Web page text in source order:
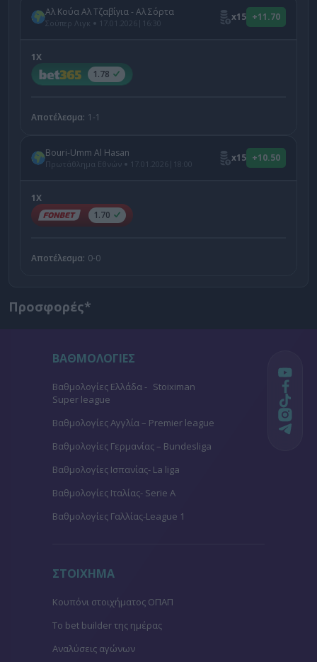
Αλ Κούα Αλ Τζαβίγια - Αλ Σόρτα
Σούπερ Λιγκ 17.01.2026 | 16:30 x15 +11.70
1X
1.78
Αποτέλεσμα: 1-1
Bouri-Umm Al Hasan
Πρωτάθλημα Εθνών 17.01.2026 | 18:00 x15 +10.50
1X
1.70
Αποτέλεσμα: 0-0
Προσφορές*
ΒΑΘΜΟΛΟΓΙΕΣ
Βαθμολογίες Ελλάδα - Stoiximan
Super league
Βαθμολογίες Aγγλία – Premier league
Βαθμολογίες Γερμανίας – Bundesliga
Βαθμολογίες Ισπανίας- La liga
Βαθμολογίες Ιταλίας- Serie A
Βαθμολογίες Γαλλίας-League 1
ΣΤΟΙΧΗΜΑ
Κουπόνι στοιχήματος ΟΠΑΠ
To bet builder της ημέρας
Αναλύσεις αγώνων